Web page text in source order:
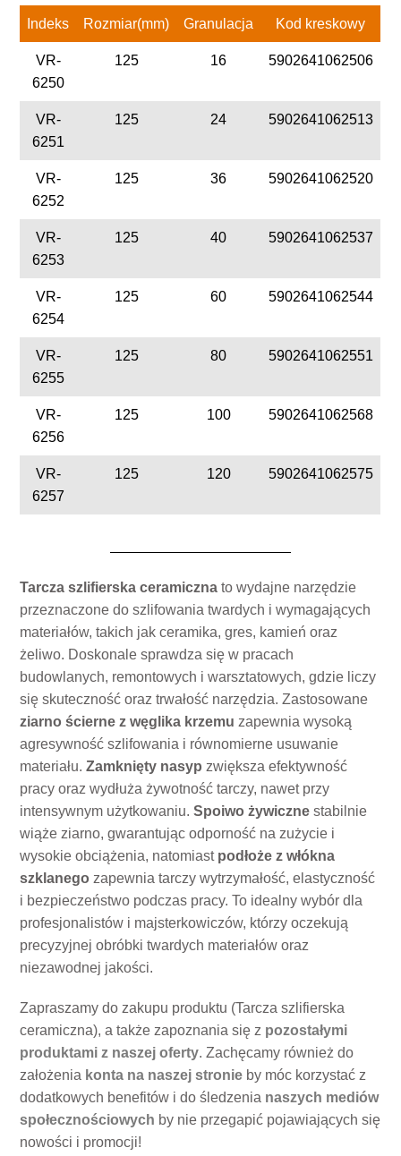
Indeks Rozmiar(mm) Granulacja Kod kreskowy
VR-
6250
125 16 5902641062506
VR-
6251
125 24 5902641062513
VR-
6252
125 36 5902641062520
VR-
6253
125 40 5902641062537
VR-
6254
125 60 5902641062544
VR-
6255
125 80 5902641062551
VR-
6256
125 100 5902641062568
VR-
6257
125 120 5902641062575
Tarcza szlifierska ceramiczna to wydajne narzędzie
przeznaczone do szlifowania twardych i wymagających
materiałów, takich jak ceramika, gres, kamień oraz
żeliwo. Doskonale sprawdza się w pracach
budowlanych, remontowych i warsztatowych, gdzie liczy
się skuteczność oraz trwałość narzędzia. Zastosowane
ziarno ścierne z węglika krzemu zapewnia wysoką
agresywność szlifowania i równomierne usuwanie
materiału.Zamknięty nasyp zwiększa efektywność
pracy oraz wydłuża żywotność tarczy, nawet przy
intensywnym użytkowaniu.Spoiwo żywiczne stabilnie
wiąże ziarno, gwarantując odporność na zużycie i
wysokie obciążenia, natomiast podłoże z włókna
szklanego zapewnia tarczy wytrzymałość, elastyczność
i bezpieczeństwo podczas pracy. To idealny wybór dla
profesjonalistów i majsterkowiczów, którzy oczekują
precyzyjnej obróbki twardych materiałów oraz
niezawodnej jakości.
Zapraszamy do zakupu produktu (Tarcza szlifierska
ceramiczna), a także zapoznania się z pozostałymi
produktami z naszej oferty. Zachęcamy również do
założenia konta na naszej stronie by móc korzystać z
dodatkowych benefitów i do śledzenia naszych mediów
społecznościowych by nie przegapić pojawiających się
nowości i promocji!